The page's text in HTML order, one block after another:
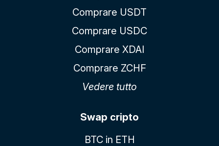
Comprare USDT
Comprare USDC
Comprare XDAI
Comprare ZCHF
Vedere tutto
Swap cripto
BTC in ETH